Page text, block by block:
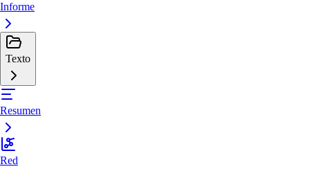
Informe
Texto
Resumen
Red